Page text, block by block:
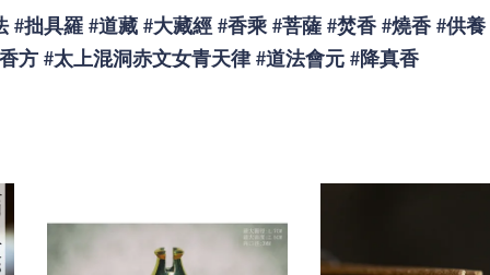
#拙具羅 #道藏 #大藏經 #香乘 #菩薩 #焚香 #燒香 #供養
方 #太上混洞赤文女青天律 #道法會元 #降真香